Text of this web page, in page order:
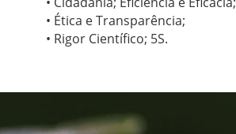
• Ética e Transparência;
• Rigor Científico; 5S.